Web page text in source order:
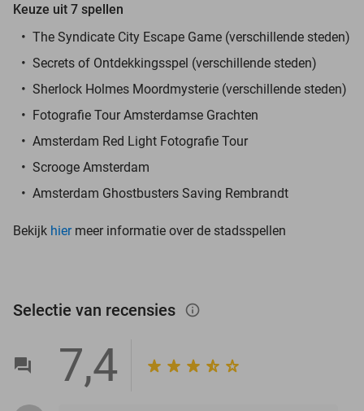
Keuze uit 7 spellen
The Syndicate City Escape Game (verschillende steden)
Secrets of Ontdekkingsspel (verschillende steden)
Sherlock Holmes Moordmysterie (verschillende steden)
Fotografie Tour Amsterdamse Grachten
Amsterdam Red Light Fotografie Tour
Scrooge Amsterdam
Amsterdam Ghostbusters Saving Rembrandt
Bekijk hiermeer informatie over de stadsspellen
Selectie van recensies info_outlined
7,4